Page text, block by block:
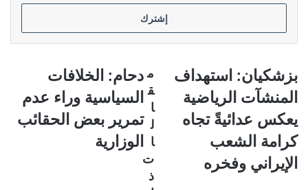
الإلكتروني
بزشكيان:
استهداف
المنشآت
الرياضية
يعكس
عدائيةً
تجاه
كرامة
بزشكيان: استهداف
المنشآت الرياضية
يعكس عدائيةً تجاه
كرامة الشعب
الإيراني وفخره
دحام:
الخلافات
السياسية
وراء
عدم
تمرير
بعض
دحام: الخلافات
السياسية وراء عدم
تمرير بعض الحقائب
الوزارية
م
ق
ا
ل
ا
ت
ذ